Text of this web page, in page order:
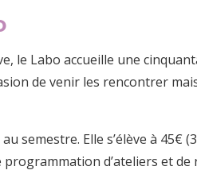
le Labo accueille une
de venir les rencontrer
semestre. Elle s’élève à 45€
d’ateliers et de